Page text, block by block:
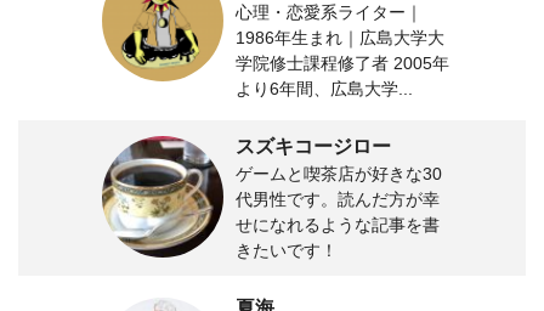
心理・恋愛系ライター｜
1986年生まれ｜広島大学大
学院修士課程修了者 2005年
より6年間、広島大学...
スズキコージロー
ゲームと喫茶店が好きな30
代男性です。読んだ方が幸
せになれるような記事を書
きたいです！